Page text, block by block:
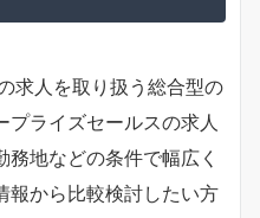
求人を取り扱う総合型の
プライズセールスの求人
務地などの条件で幅広く
報から比較検討したい方